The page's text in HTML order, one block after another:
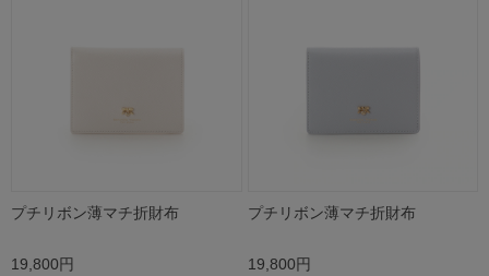
プチリボン薄マチ折財布
19,800円
プチリボン薄マチ折財布
19,800円